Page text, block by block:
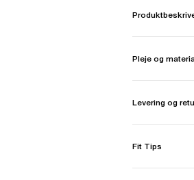
Pleje og
Levering og
Fit Tips